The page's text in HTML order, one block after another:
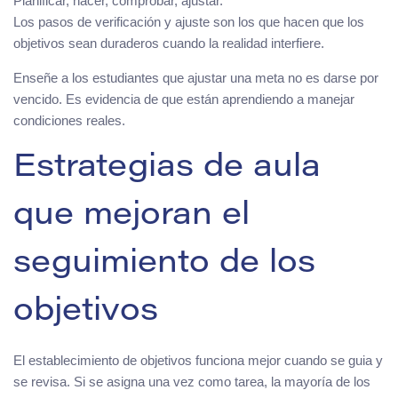
Los pasos de verificación y ajuste son los que hacen que los
objetivos sean duraderos cuando la realidad interfiere.
Enseñe a los estudiantes que ajustar una meta no es darse por
vencido. Es evidencia de que están aprendiendo a manejar
condiciones reales.
Estrategias de aula
que mejoran el
seguimiento de los
objetivos
El establecimiento de objetivos funciona mejor cuando se guia y
se revisa. Si se asigna una vez como tarea, la mayoría de los